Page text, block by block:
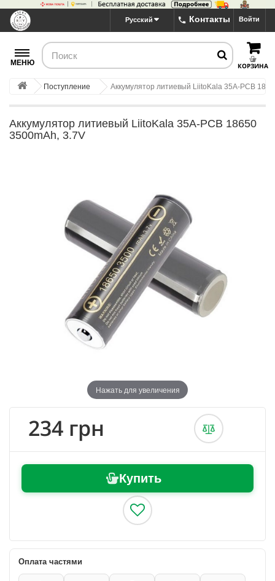
Войти
Контакты
Русский
КОРЗИНА
МЕНЮ
Поступление Аккумулятор литиевый LiitoKala 35A-PCB
Аккумулятор литиевый LiitoKala 35A-PCB 18650
3500mAh, 3.7V
Нажать для увеличения
234 грн
Купить
Оплата частями